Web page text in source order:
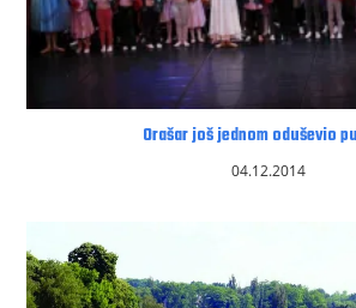
Orašar još jednom oduševio
04.12.2014